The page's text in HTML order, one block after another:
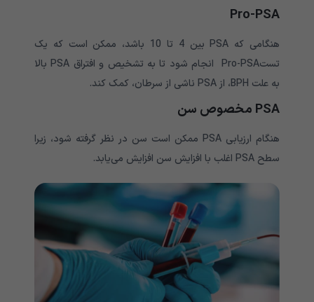
Pro-PSA
هنگامی که PSA بین 4 تا 10 باشد، ممکن است که یک
تستPro-PSA انجام شود تا به تشخیص و افتراق PSA بالا
به علت BPH، از PSA ناشی از سرطان، کمک کند.
PSA مخصوص سن
هنگام ارزیابی PSA ممکن است سن در نظر گرفته شود، زیرا
سطح PSA اغلب با افزایش سن افزایش می‌یابد.